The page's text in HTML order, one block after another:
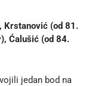
Krstanović (od 81.
Ćalušić (od 84.
jedan bod na